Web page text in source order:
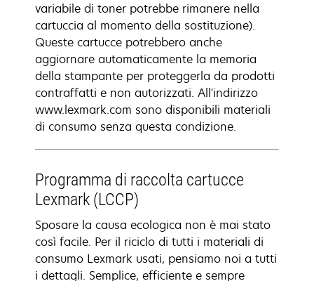
variabile di toner potrebbe rimanere nella
cartuccia al momento della sostituzione).
Queste cartucce potrebbero anche
aggiornare automaticamente la memoria
della stampante per proteggerla da prodotti
contraffatti e non autorizzati. All'indirizzo
www.lexmark.com sono disponibili materiali
di consumo senza questa condizione.
Programma di raccolta cartucce
Lexmark (LCCP)
Sposare la causa ecologica non è mai stato
così facile. Per il riciclo di tutti i materiali di
consumo Lexmark usati, pensiamo noi a tutti
i dettagli. Semplice, efficiente e sempre